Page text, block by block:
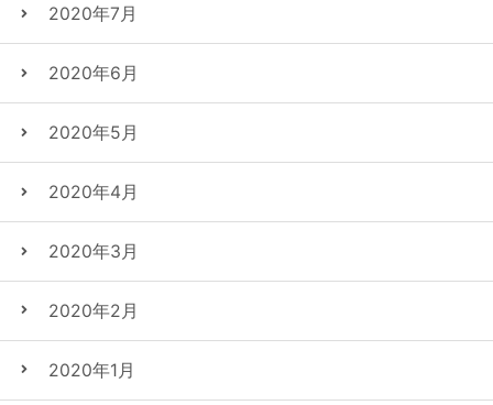
2020年7月
2020年6月
2020年5月
2020年4月
2020年3月
2020年2月
2020年1月